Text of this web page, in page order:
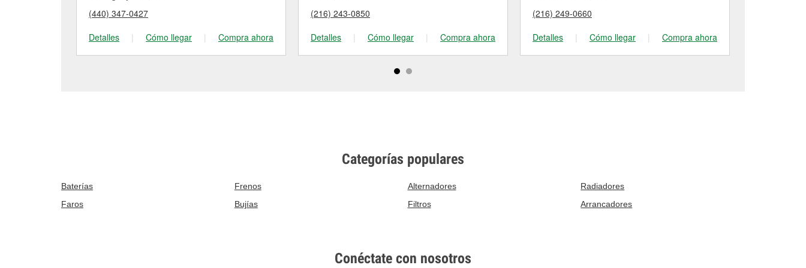
(440) 347-0427
Detalles
| Cómo llegar | Compra ahora
(216) 243-0850
Detalles
| Cómo llegar | Compra ahora
(216) 249-0660
Detalles
| Cómo llegar | Compra ahora
Categorías populares
Baterías Frenos Alternadores
Radiadores
Faros
Bujías Filtros Arrancadores
Conéctate con nosotros